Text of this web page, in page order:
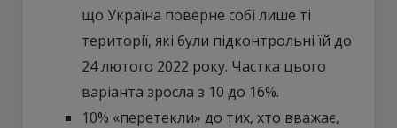
що Україна поверне собі лише ті
території, які були підконтрольні їй до
24 лютого 2022 року. Частка цього
варіанта зросла з 10 до 16%.
10% «перетекли» до тих, хто вважає,